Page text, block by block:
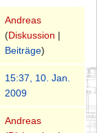
Andreas
(Diskussion |
Beiträge)
15:37, 10. Jan.
2009
Andreas